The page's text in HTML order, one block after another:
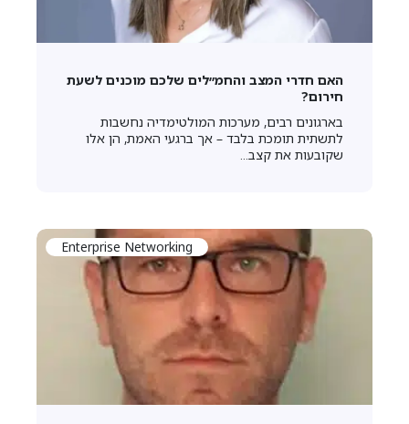
האם חדרי המצב והחמ״לים שלכם מוכנים לשעת
חירום?
בארגונים רבים, מערכות המולטימדיה נחשבות
לתשתית תומכת בלבד – אך ברגעי האמת, הן אלו
שקובעות את קצב...
Enterprise Networking